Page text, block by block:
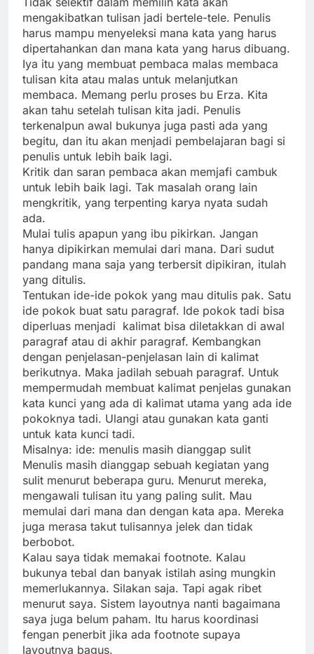
mengakibatkan tulisan jadi bertele-tele. Penulis
harus mampu menyeleksi mana kata yang harus
dipertahankan dan mana kata yang harus dibuang.
Iya itu yang membuat pembaca malas membaca
tulisan kita atau malas untuk melanjutkan
membaca. Memang perlu proses bu Erza. Kita
akan tahu setelah tulisan kita jadi. Penulis
terkenalpun awal bukunya juga pasti ada yang
begitu, dan itu akan menjadi pembelajaran bagi si
penulis untuk lebih baik lagi.
Kritik dan saran pembaca akan memjafi cambuk
untuk lebih baik lagi. Tak masalah orang lain
mengkritik, yang terpenting karya nyata sudah
ada.
Mulai tulis apapun yang ibu pikirkan. Jangan
hanya dipikirkan memulai dari mana. Dari sudut
pandang mana saja yang terbersit dipikiran, itulah
yang ditulis.
Tentukan ide-ide pokok yang mau ditulis pak. Satu
ide pokok buat satu paragraf. Ide pokok tadi bisa
diperluas menjadi kalimat bisa diletakkan di awal
paragraf atau di akhir paragraf. Kembangkan
dengan penjelasan-penjelasan lain di kalimat
berikutnya. Maka jadilah sebuah paragraf. Untuk
mempermudah membuat kalimat penjelas gunakan
kata kunci yang ada di kalimat utama yang ada ide
pokoknya tadi. Ulangi atau gunakan kata ganti
untuk kata kunci tadi.
Misalnya: ide: menulis masih dianggap sulit
Menulis masih dianggap sebuah kegiatan yang
sulit menurut beberapa guru. Menurut mereka,
mengawali tulisan itu yang paling sulit. Mau
memulai dari mana dan dengan kata apa. Mereka
juga merasa takut tulisannya jelek dan tidak
berbobot.
Kalau saya tidak memakai footnote. Kalau
bukunya tebal dan banyak istilah asing mungkin
memerlukannya. Silakan saja. Tapi agak ribet
menurut saya. Sistem layoutnya nanti bagaimana
saya juga belum paham. Itu harus koordinasi
fengan penerbit jika ada footnote supaya
layoutnya bagus.